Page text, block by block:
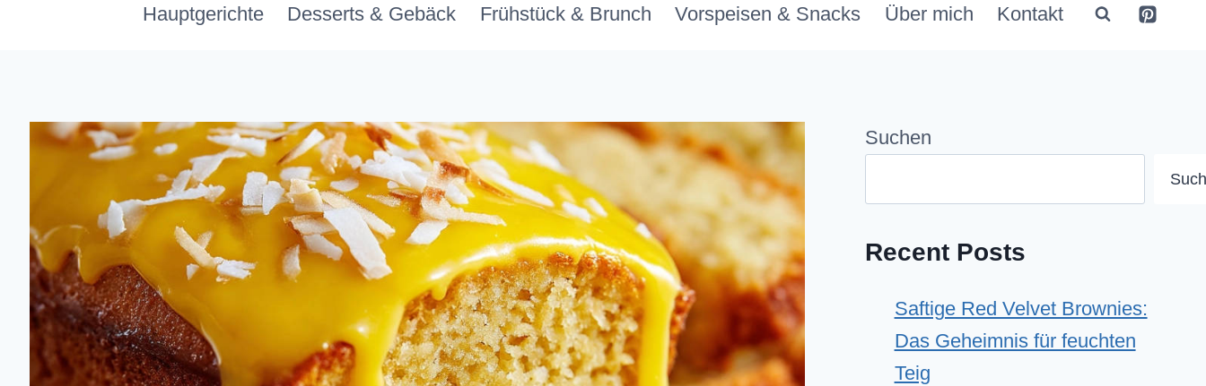
Hauptgerichte Desserts & Gebäck Frühstück & Brunch Vorspeisen & Snacks Über mich Kontakt
Suchen
Recent Posts
Saftige Red Velvet Brownies:
Das Geheimnis für feuchten
Teig